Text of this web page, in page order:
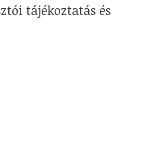
tájékoztatás és